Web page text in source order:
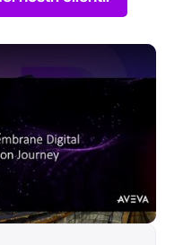
ogni
da Axens
vivo. I nostri
monitorare
reale,
remoto e